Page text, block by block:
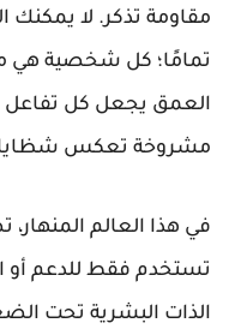
مقاومة تذكر. لا يمكنك
تمامًا؛ كل شخصية هي
العمق يجعل كل تفاعل
مشروخة تعكس شظايا
في هذا العالم
تستخدم فقط للدعم أو
الذات البشرية تحت